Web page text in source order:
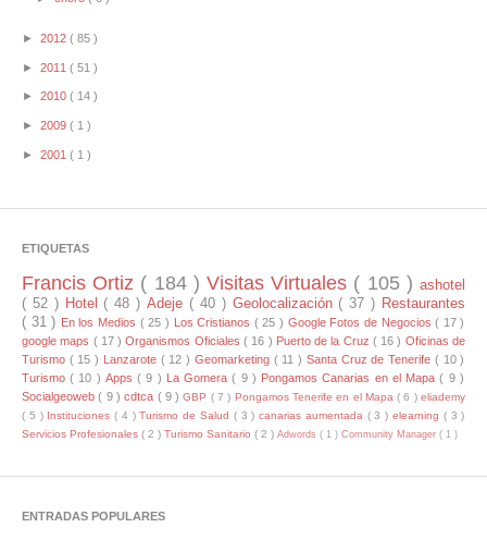
► 2012 ( 85 )
► 2011 ( 51 )
► 2010 ( 14 )
► 2009 ( 1 )
► 2001 ( 1 )
ETIQUETAS
Francis Ortiz ( 184 )Visitas Virtuales ( 105 )ashotel
( 52 ) Hotel ( 48 )Adeje ( 40 ) Geolocalización ( 37 ) Restaurantes
( 31 ) En los Medios ( 25 ) Los Cristianos ( 25 ) Google Fotos de Negocios( 17 )
google maps ( 17 )Organismos Oficiales ( 16 ) Puerto de la Cruz ( 16 ) Oficinas de
Turismo ( 15 ) Lanzarote ( 12 ) Geomarketing ( 11 ) Santa Cruz de Tenerife ( 10 )
Turismo( 10 ) Apps( 9 ) La Gomera( 9 ) Pongamos Canarias en el Mapa( 9 )
Socialgeoweb( 9 )cdtca ( 9 )GBP ( 7 ) Pongamos Tenerife en el Mapa( 6 )eliademy
( 5 ) Instituciones( 4 )Turismo de Salud ( 3 )canarias aumentada ( 3 ) elearning ( 3 )
Servicios Profesionales ( 2 ) Turismo Sanitario ( 2 ) Adwords ( 1 ) Community Manager ( 1 )
ENTRADAS POPULARES